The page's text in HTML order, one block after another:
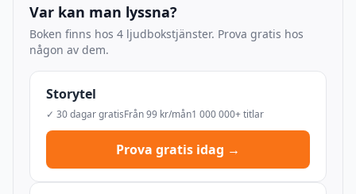
Var kan man lyssna?
Boken finns hos 4 ljudbokstjänster. Prova gratis hos
någon av dem.
Storytel
✓ 30 dagar gratisFrån 99 kr/mån1 000 000+ titlar
Prova gratis idag →